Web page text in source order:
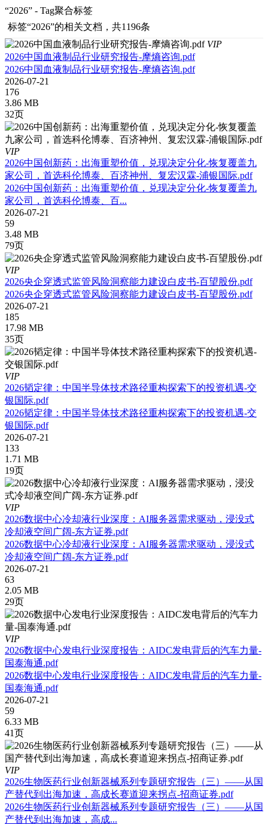
“2026” - Tag聚合标签
标签“2026”的相关文档，共1196条
VIP
2026中国血液制品行业研究报告-摩熵咨询.pdf
2026中国血液制品行业研究报告-摩熵咨询.pdf
2026-07-21
176
3.86 MB
32页
VIP
2026中国创新药：出海重塑价值，兑现决定分化-恢复覆盖九
家公司，首选科伦博泰、百济神州、复宏汉霖-浦银国际.pdf
2026中国创新药：出海重塑价值，兑现决定分化-恢复覆盖九
家公司，首选科伦博泰、百...
2026-07-21
59
3.48 MB
79页
VIP
2026央企穿透式监管风险洞察能力建设白皮书-百望股份.pdf
2026央企穿透式监管风险洞察能力建设白皮书-百望股份.pdf
2026-07-21
185
17.98 MB
35页
VIP
2026韬定律：中国半导体技术路径重构探索下的投资机遇-交
银国际.pdf
2026韬定律：中国半导体技术路径重构探索下的投资机遇-交
银国际.pdf
2026-07-21
133
1.71 MB
19页
VIP
2026数据中心冷却液行业深度：AI服务器需求驱动，浸没式
冷却液空间广阔-东方证券.pdf
2026数据中心冷却液行业深度：AI服务器需求驱动，浸没式
冷却液空间广阔-东方证券.pdf
2026-07-21
63
2.05 MB
29页
VIP
2026数据中心发电行业深度报告：AIDC发电背后的汽车力量-
国泰海通.pdf
2026数据中心发电行业深度报告：AIDC发电背后的汽车力量-
国泰海通.pdf
2026-07-21
59
6.33 MB
41页
VIP
2026生物医药行业创新器械系列专题研究报告（三）——从国
产替代到出海加速，高成长赛道迎来拐点-招商证券.pdf
2026生物医药行业创新器械系列专题研究报告（三）——从国
产替代到出海加速，高成...